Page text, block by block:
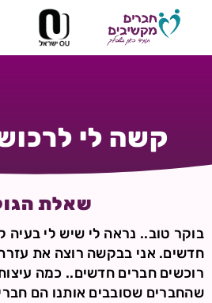
קשה לי
שאלת
בוקר טוב.. נראה לי שיש לי בעיה
חדשים. אני בבקשה רוצה את
רוכשים חברים חדשים.. כמה
שהחברים שסובבים אותנו הם